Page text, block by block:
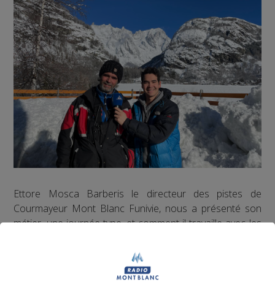
Ettore Mosca Barberis le directeur des pistes de
Courmayeur Mont Blanc Funivie, nous a présenté son
métier, une journée type, et comment il travaille avec les